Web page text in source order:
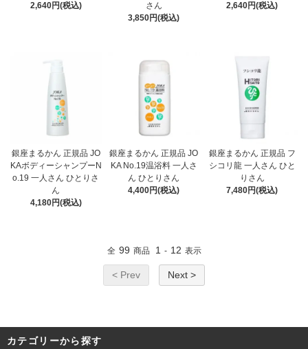
2,640円(税込)
さん
3,850円(税込)
2,640円(税込)
銀座まるかん 正規品 JO
KAボディーシャンプーN
o.19 一人さん ひとりさ
ん
4,180円(税込)
銀座まるかん 正規品 JO
KA No.19温浴料 一人さ
ん ひとりさん
4,400円(税込)
銀座まるかん 正規品 フ
シコリ龍 一人さん ひと
りさん
7,480円(税込)
全 99 商品 1 - 12 表示
< Prev Next >
カテゴリーから探す